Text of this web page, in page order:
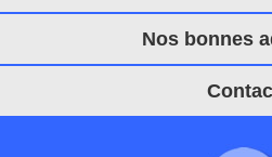
Nos bonnes